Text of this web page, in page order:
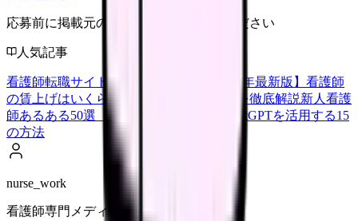
応募前に掲載元の最新情報を確認してください
人気記事
看護師転職サイトランキングTOP5【2026年最新版】 看護師
の賃上げはいくら？2026年度の最新情報を徹底解説新人看護
師あるある50選【共感必至】
看護師がChatGPTを活用する15
の方法
nurse_work
看護師専門メディア